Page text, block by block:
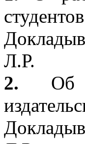
студентов
Л.Р.
2. Об